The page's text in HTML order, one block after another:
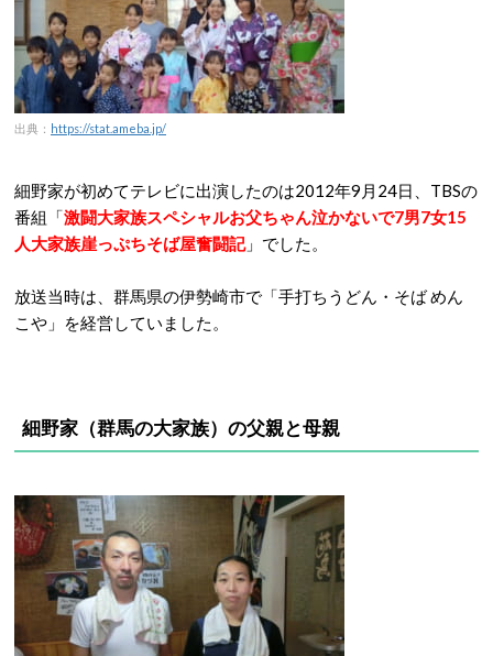
出典： https://stat.ameba.jp/
細野家が初めてテレビに出演したのは2012年9月24日、TBSの
番組「激闘大家族スペシャルお父ちゃん泣かないで7男7女15
人大家族崖っぷちそば屋奮闘記」でした。
放送当時は、群馬県の伊勢崎市で「手打ちうどん・そば めん
こや」を経営していました。
細野家（群馬の大家族）の父親と母親